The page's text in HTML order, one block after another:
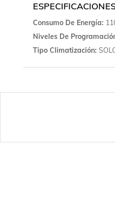
Consumo De Energía
Niveles De
Tipo Climatización